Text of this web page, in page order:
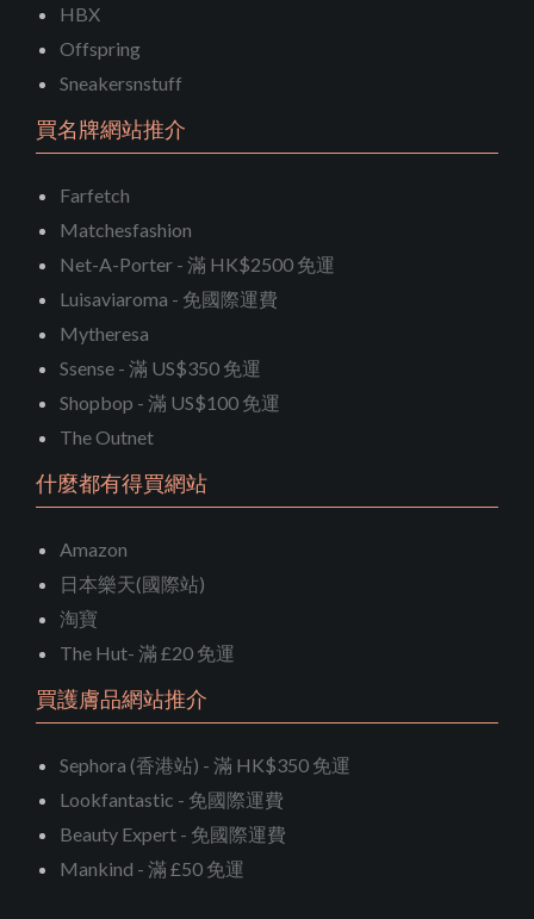
HBX
Offspring
Sneakersnstuff
買名牌網站推介
Farfetch
Matchesfashion
Net-A-Porter - 滿 HK$2500 免運
Luisaviaroma - 免國際運費
Mytheresa
Ssense - 滿 US$350 免運
Shopbop - 滿 US$100 免運
The Outnet
什麼都有得買網站
Amazon
日本樂天(國際站)
淘寶
The Hut- 滿 £20 免運
買護膚品網站推介
Sephora (香港站) - 滿 HK$350 免運
Lookfantastic - 免國際運費
Beauty Expert - 免國際運費
Mankind - 滿 £50 免運